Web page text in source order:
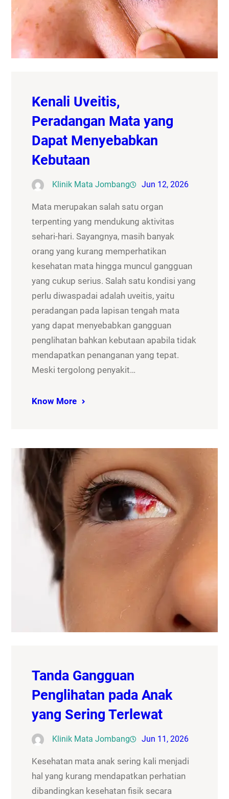
Kenali Uveitis,
Peradangan Mata yang
Dapat Menyebabkan
Kebutaan
Klinik Mata Jombang Jun 12, 2026
Mata merupakan salah satu organ
terpenting yang mendukung aktivitas
sehari-hari. Sayangnya, masih banyak
orang yang kurang memperhatikan
kesehatan mata hingga muncul gangguan
yang cukup serius. Salah satu kondisi yang
perlu diwaspadai adalah uveitis, yaitu
peradangan pada lapisan tengah mata
yang dapat menyebabkan gangguan
penglihatan bahkan kebutaan apabila tidak
mendapatkan penanganan yang tepat.
Meski tergolong penyakit…
Know More
Tanda Gangguan
Penglihatan pada Anak
yang Sering Terlewat
Klinik Mata Jombang Jun 11, 2026
Kesehatan mata anak sering kali menjadi
hal yang kurang mendapatkan perhatian
dibandingkan kesehatan fisik secara